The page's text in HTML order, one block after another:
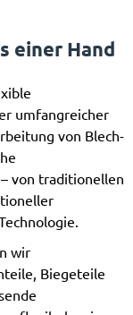
einer Hand
umfangreicher
von Blech-
von traditionellen
wir
Biegeteile